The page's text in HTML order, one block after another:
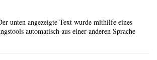
unten angezeigte Text wurde mithilfe eines
automatisch aus einer anderen Sprache